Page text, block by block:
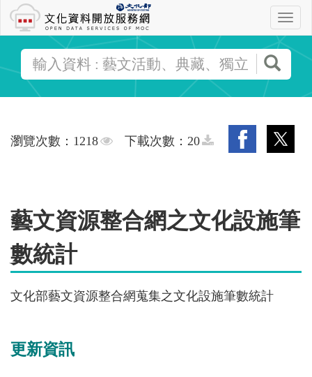
跳
要
選
單
關
鍵
搜
瀏
瀏覽次數：1218 下載次數：20
藝文資源整合網之文化設施筆
數統計
文化部藝文資源整合網蒐集之文化設施筆數統計
更新資訊